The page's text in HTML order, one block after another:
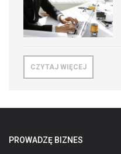
CZYTAJ WIĘCEJ
PROWADZĘ BIZNES